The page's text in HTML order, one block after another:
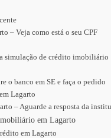
– Veja como está o seu CPF
simulação de crédito imobiliário
o banco em SE e faça o pedido
Lagarto
– Aguarde a resposta da
em Lagarto
em Lagarto